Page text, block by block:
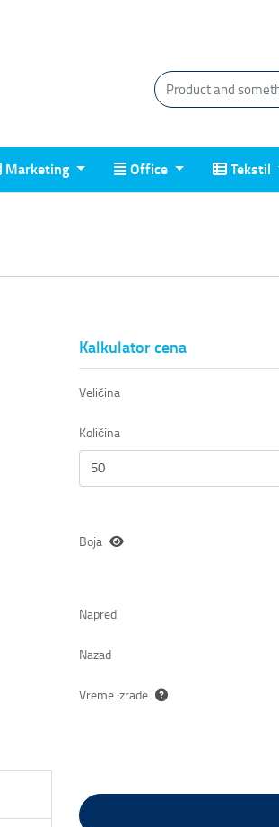
Marketing
Marketing Office
Office Tekstil
Tekstil
Kalkulator cena
Veličina
Količina
Boja
Napred
Nazad
Vreme izrade